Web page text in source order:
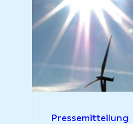
Pressemitteilung